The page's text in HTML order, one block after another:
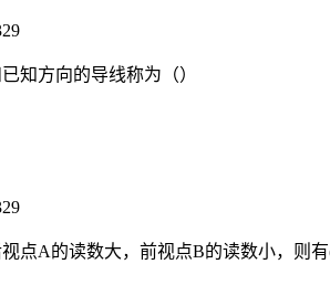
知方向的导线称为（）
点A的读数大，前视点B的读数小，则